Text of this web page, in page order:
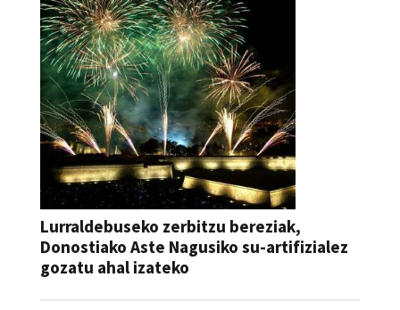
Lurraldebuseko zerbitzu bereziak,
Donostiako Aste Nagusiko su-artifizialez
gozatu ahal izateko